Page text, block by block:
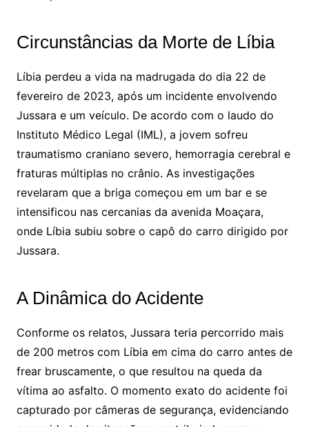
Circunstâncias da Morte de Líbia
Líbia perdeu a vida na madrugada do dia 22 de
fevereiro de 2023, após um incidente envolvendo
Jussara e um veículo. De acordo com o laudo do
Instituto Médico Legal (IML), a jovem sofreu
traumatismo craniano severo, hemorragia cerebral e
fraturas múltiplas no crânio. As investigações
revelaram que a briga começou em um bar e se
intensificou nas cercanias da avenida Moaçara,
onde Líbia subiu sobre o capô do carro dirigido por
Jussara.
A Dinâmica do Acidente
Conforme os relatos, Jussara teria percorrido mais
de 200 metros com Líbia em cima do carro antes de
frear bruscamente, o que resultou na queda da
vítima ao asfalto. O momento exato do acidente foi
capturado por câmeras de segurança, evidenciando